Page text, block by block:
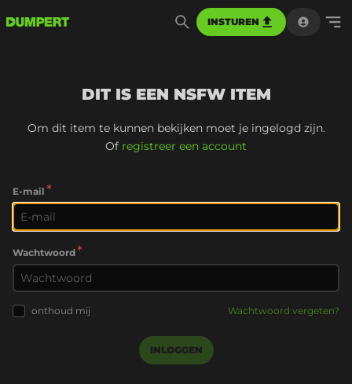
INSTUREN
DIT IS EEN NSFW ITEM
Om dit item te kunnen bekijken moet je ingelogd zijn.
Of registreer een account
E-mail *
Wachtwoord*
onthoud mij Wachtwoord vergeten?
INLOGGEN